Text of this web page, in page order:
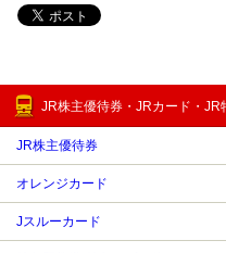
JR株主優待券・JRカード・JR
JR株主優待券
オレンジカード
Jスルーカード